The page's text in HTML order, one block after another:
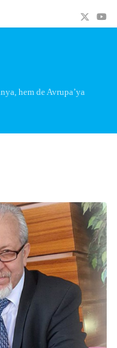
hem de Avrupa’ya